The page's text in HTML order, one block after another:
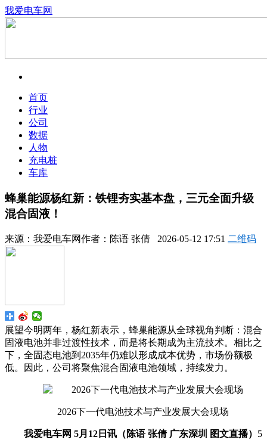
我爱电车网
首页
行业
公司
数据
人物
充电桩
车库
蜂巢能源杨红新：铁锂夯实基本盘，三元全面升级
混合固液！
来源： 我爱电车网作者： 陈语 张倩 2026-05-12 17:51 二维码
展望今明两年，杨红新表示，蜂巢能源从全球视角判断：混合
固液电池并非过渡性技术，而是将长期成为主流技术。相比之
下，全固态电池到2035年仍难以形成成本优势，市场份额极
低。因此，公司将聚焦混合固液电池领域，持续发力。
2026下一代电池技术与产业发展大会现场
我爱电车网 5月12日讯（陈语 张倩 广东深圳 图文直播） 5